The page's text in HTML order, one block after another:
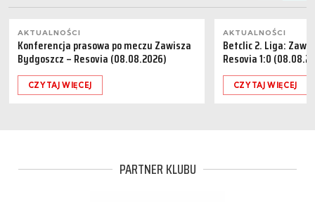
AKTUALNOŚCI
Konferencja prasowa po meczu Zawisza
Bydgoszcz – Resovia (08.08.2026)
CZYTAJ WIĘCEJ
AKTUALNOŚCI
Betclic 2. Liga:
Resovia 1:0
CZYTAJ WIĘCEJ
PARTNER KLUBU